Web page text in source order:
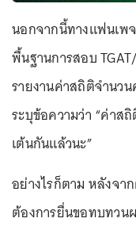
นอกจากนี้ทางแฟนเพจ
พื้นฐานการสอบ
รายงานค่าสถิติจำนว
ระบุข้อความว่า “ค่าส
เต้นกันแล้วนะ”
อย่างไรก็ตาม หลังจา
ต้องการยื่นขอทบทวน